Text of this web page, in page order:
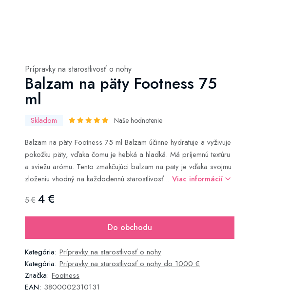
Prípravky na starostlivosť o nohy
Balzam na päty Footness 75
ml
Skladom Naše hodnotenie
Balzam na päty Footness 75 ml Balzam účinne hydratuje a vyživuje
pokožku päty, vďaka čomu je hebká a hladká. Má príjemnú textúru
a sviežu arómu. Tento zmäkčujúci balzam na päty je vďaka svojmu
zloženiu vhodný na každodennú starostlivosť... Viac informácií
5 €4 €
Do obchodu
Kategória: Prípravky na starostlivosť o nohy
Kategória: Prípravky na starostlivosť o nohy do 1000 €
Značka: Footness
EAN: 3800002310131